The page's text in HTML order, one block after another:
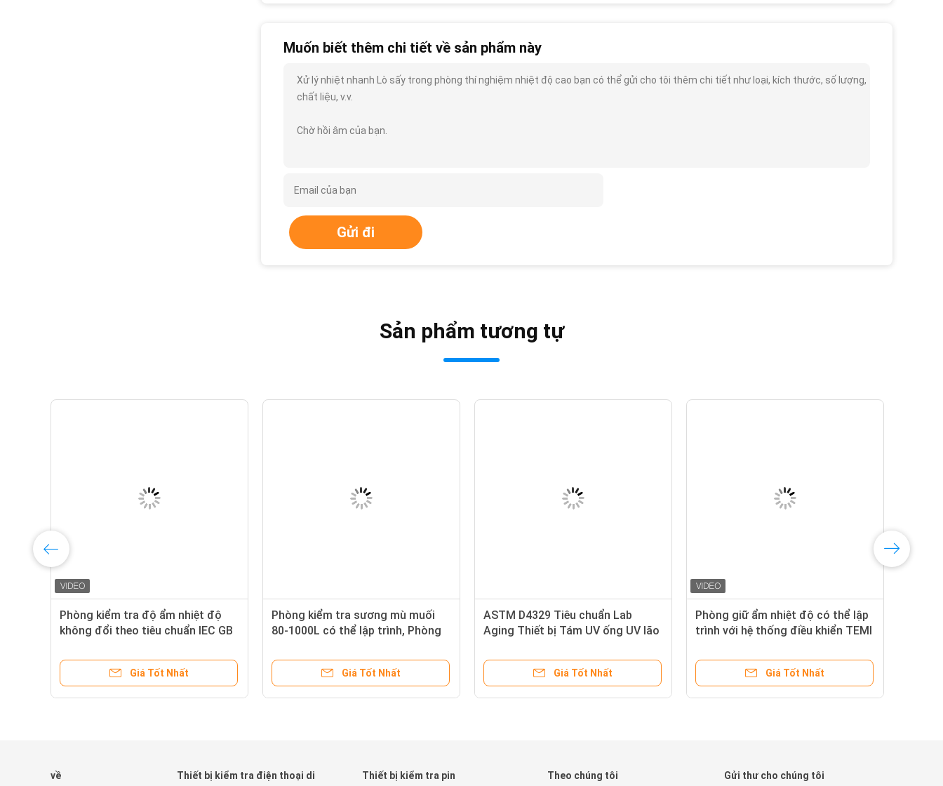
Muốn biết thêm chi tiết về sản phẩm này
Xử lý nhiệt nhanh Lò sấy trong phòng thí nghiệm nhiệt độ cao bạn có thể gửi cho tôi thêm chi tiết như loại, kích thước, số lượng,
chất liệu, v.v.
Chờ hồi âm của bạn.
Gửi đi
Sản phẩm tương tự
Phòng kiểm tra độ ẩm nhiệt độ
không đổi theo tiêu chuẩn IEC GB
Giá Tốt Nhất
Phòng kiểm tra sương mù muối
80-1000L có thể lập trình, Phòng
Giá Tốt Nhất
ASTM D4329 Tiêu chuẩn Lab
Aging Thiết bị Tám UV ống UV lão
UV Đẩy mạnh kiểm tra Phòng
Giá Tốt Nhất
Phòng giữ ẩm nhiệt độ có thể lập
trình với hệ thống điều khiển TEMI
Giá Tốt Nhất
về Thiết bị kiểm tra điện thoại di Thiết bị kiểm tra pin Theo chúng tôi Gửi thư cho chúng tôi